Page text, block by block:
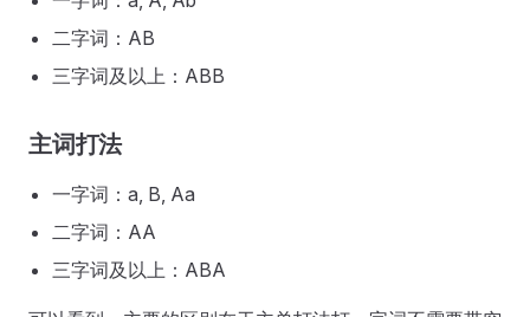
二字词：AB
三字词及以上：ABB
主词打法
一字词：a, B, Aa
二字词：AA
三字词及以上：ABA